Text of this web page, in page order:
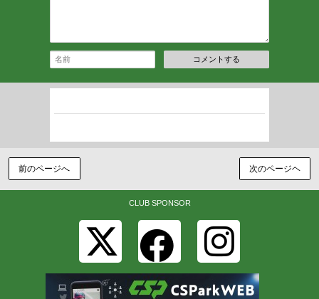
コメントする
前のページへ 次のページヘ
CLUB SPONSOR